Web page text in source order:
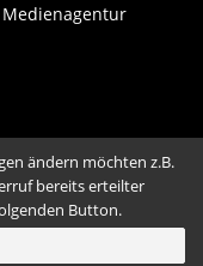
Medienagentur
ändern möchten z.B.
bereits erteilter
Button.